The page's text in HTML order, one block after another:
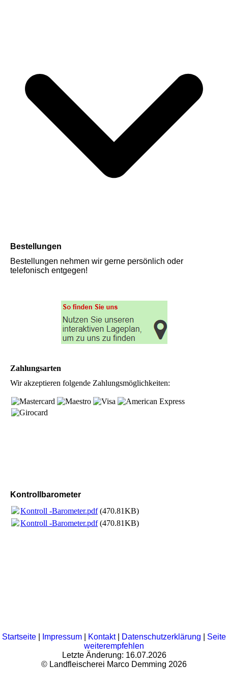
Bestellungen
Bestellungen nehmen wir gerne persönlich oder
telefonisch entgegen!
Zahlungsarten
Wir akzeptieren folgende Zahlungsmöglichkeiten:
Kontrollbarometer
Kontroll -Barometer.pdf(470.81KB)
Kontroll -Barometer.pdf(470.81KB)
Startseite Impressum Kontakt| Datenschutzerklärung
Seite
weiterempfehlen
Letzte Änderung: 16.07.2026
© Landfleischerei Marco Demming 2026